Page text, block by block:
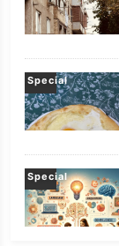
Special
Special